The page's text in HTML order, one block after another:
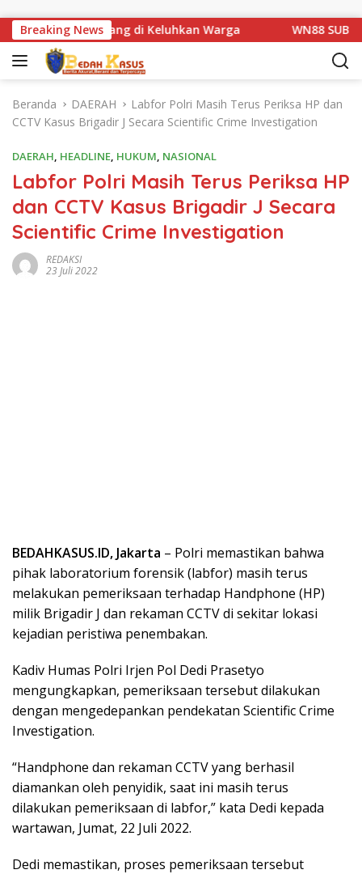
Breaking News
Km 1 Basarang di Keluhkan Warga WN88 SUB UNIT
Beranda DAERAH
Labfor Polri Masih Terus Periksa HP dan
CCTV Kasus Brigadir J Secara Scientific Crime Investigation
DAERAH, HEADLINE, HUKUM, NASIONAL
Labfor Polri Masih Terus Periksa HP
dan CCTV Kasus Brigadir J Secara
Scientific Crime Investigation
REDAKSI
23 Juli 2022
BEDAHKASUS.ID, Jakarta – Polri memastikan bahwa
pihak laboratorium forensik (labfor) masih terus
melakukan pemeriksaan terhadap Handphone (HP)
milik Brigadir J dan rekaman CCTV di sekitar lokasi
kejadian peristiwa penembakan.
Kadiv Humas Polri Irjen Pol Dedi Prasetyo
mengungkapkan, pemeriksaan tersebut dilakukan
dengan mengedepankan pendekatan Scientific Crime
Investigation.
“Handphone dan rekaman CCTV yang berhasil
diamankan oleh penyidik, saat ini masih terus
dilakukan pemeriksaan di labfor,” kata Dedi kepada
wartawan, Jumat, 22 Juli 2022.
Dedi memastikan, proses pemeriksaan tersebut